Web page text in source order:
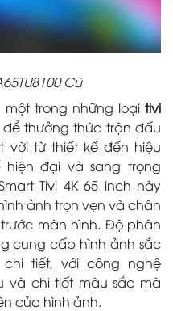
Cũ
một trong những loạitivi
thưởng thức trận đấu
vời từ thiết kế đến hiệu
hiện đại và sang trọng
Tivi 4K 65 inch này
ảnh trọn vẹn và chân
màn hình. Độ phân
cung cấp hình ảnh sắc
tiết, với công nghệ
và chi tiết màu sắc mà
của hình ảnh.